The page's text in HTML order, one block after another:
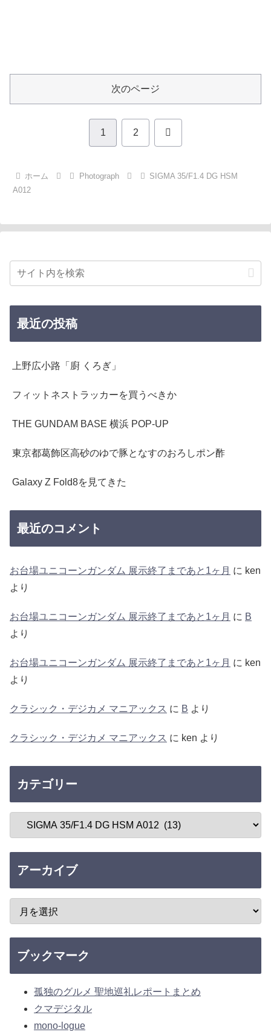
次のページ
1 2 次
ホーム Photograph
SIGMA 35/F1.4 DG HSM
A012
最近の投稿
上野広小路「廚 くろぎ」
フィットネストラッカーを買うべきか
THE GUNDAM BASE 横浜 POP-UP
東京都葛飾区高砂のゆで豚となすのおろしポン酢
Galaxy Z Fold8を見てきた
最近のコメント
お台場ユニコーンガンダム 展示終了まであと1ヶ月 に ken
より
お台場ユニコーンガンダム 展示終了まであと1ヶ月 に B
より
お台場ユニコーンガンダム 展示終了まであと1ヶ月 に ken
より
クラシック・デジカメ マニアックス に B より
クラシック・デジカメ マニアックス に ken より
カテゴリー
アーカイブ
ブックマーク
孤独のグルメ 聖地巡礼レポートまとめ
クマデジタル
mono-logue